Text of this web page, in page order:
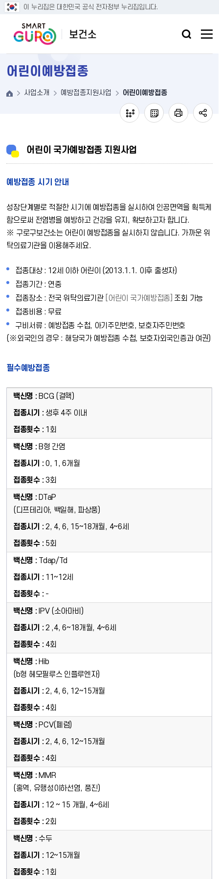
이 누리집은 대한민국 공식 전자정부 누리집입니다.
본문 바로가기
어린이예방접종
사업소개 예방접종지원사업 어린이예방접종
어린이 국가예방접종 지원사업
예방접종 시기 안내
성장단계별로 적절한 시기에 예방접종을 실시하여 인공면역을 획득케
함으로써 전염병을 예방하고 건강을 유지, 확보하고자 합니다.
※ 구로구보건소는 어린이 예방접종을 실시하지 않습니다. 가까운 위
탁의료기관을 이용해주세요.
접종대상 : 12세 이하 어린이 (2013.1.1. 이후 출생자)
접종기간 : 연중
접종장소 : 전국 위탁의료기관
[어린이 국가예방접종] 조회 가능
접종비용 : 무료
구비서류 : 예방접종 수첩, 아기주민번호, 보호자주민번호
(※외국인의 경우 : 해당국가 예방접종 수첩, 보호자외국인증과 여권)
필수예방접종
BCG (결핵)
생후 4주 이내
1회
B형 간염
0, 1, 6개월
3회
DTaP
(디프테리아, 백일해, 파상풍)
2, 4, 6, 15~18개월, 4~6세
5회
Tdap/Td
11~12세
-
IPV (소아마비)
2 ,4, 6~18개월, 4~6세
4회
Hib
(b형 헤모필루스 인플루엔자)
2, 4, 6, 12~15개월
4회
PCV(폐렴)
2, 4, 6, 12~15개월
4회
MMR
(홍역, 유행성이하선염, 풍진)
12 ~ 15 개월, 4~6세
2회
수두
12~15개월
1회